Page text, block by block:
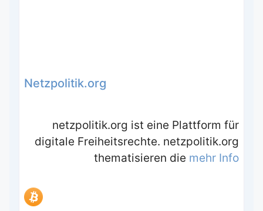
Netzpolitik.org
netzpolitik.org ist eine Plattform für
digitale Freiheitsrechte. netzpolitik.org
thematisieren die mehr Info